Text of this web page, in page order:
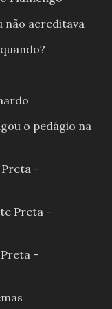
não acreditava
o pedágio na
Preta -
Preta -
-